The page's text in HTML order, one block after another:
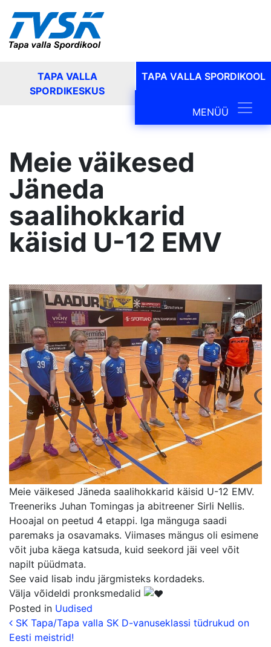
TAPA VALLA
SPORDIKESKUS
TAPA VALLA SPORDIKOOL
MainMENÜÜ
Meie väikesed
Jäneda
saalihokkarid
käisid U-12 EMV
Meie väikesed Jäneda saalihokkarid käisid U-12 EMV.
Treeneriks Juhan Tomingas ja abitreener Sirli Nellis.
Hooajal on peetud 4 etappi. Iga mänguga saadi
paremaks ja osavamaks. Viimases mängus oli esimene
võit juba käega katsuda, kuid seekord jäi veel võit
napilt püüdmata.
See vaid lisab indu järgmisteks kordadeks.
Välja võideldi pronksmedalid
Posted in Uudised
Postituse
SK Tapa/Tapa valla SK D-vanuseklassi tüdrukud on
Eesti meistrid!